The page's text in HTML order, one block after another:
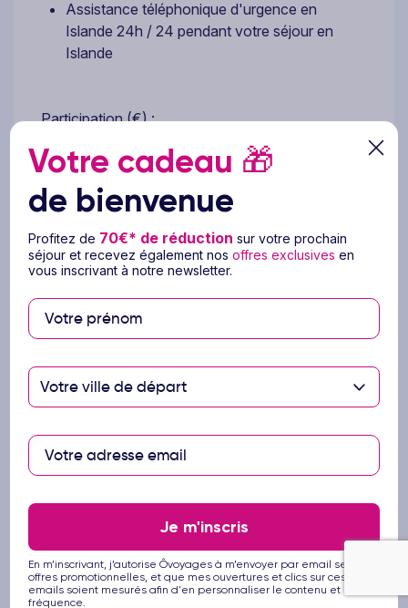
Assistance téléphonique d'urgence en
Islande 24h / 24 pendant votre séjour en
Islande
Participation (€) :
Option « réveil » pour admirer les aurores
boréales pendant la nuit les jours de 2 à 4
(option disponible dans la plupart des hôtels
de campagne)
Ce prix ne comprend pas
paragraphe « le prix comprend »
contraire au moment du choix du vol)
La hausse carburant (réajustement possible
Les excursions optionnelles proposées et
repas pendant les excursions
Repas autres que ceux mentionnés ci-dessus
Les boissons
Les dépenses d'ordre personnel et les
pourboires
Les assurances complémentaires
facultatives.
Votre cadeau 🎁
de bienvenue
Profitez de 70€* de réduction sur votre prochain
séjour et recevez également nosoffres exclusives en
vous inscrivant à notre newsletter.
Votre ville de départ
Je m'inscris
En m’inscrivant, j’autorise Ôvoyages à m’envoyer par email ses
offres promotionnelles, et que mes ouvertures et clics sur ces
emails soient mesurés afin d'en personnaliser le contenu et la
fréquence.